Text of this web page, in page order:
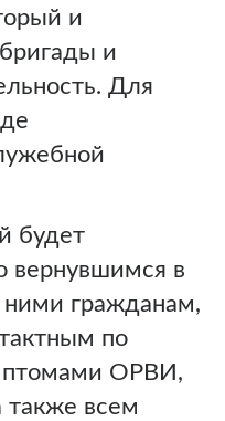
и
бригады и
Для
будет
вернувшимся в
гражданам,
по
ОРВИ,
также всем